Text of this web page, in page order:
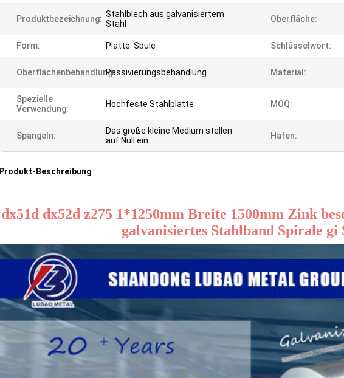
Produktbezeichnung: Stahlblech aus galvanisiertem
Stahl
Oberfläche:
Form: Platte. Spule Schlüsselwort:
Oberflächenbehandlung:Passivierungsbehandlung Material:
Spezielle
Verwendung:
Hochfeste Stahlplatte MOQ:
Spangeln:
Das große kleine Medium stellen
auf Null ein
Hafen:
Produkt-Beschreibung
dx51d dx52d z275 1*1250mm Breite 1500mm Zink
galvanisiertes Stahlband Spirale gi